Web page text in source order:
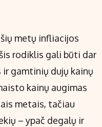
metų infliacijos
rodiklis gali būti dar
gamtinių dujų kainų
kainų augimas
metais, tačiau
– ypač degalų ir